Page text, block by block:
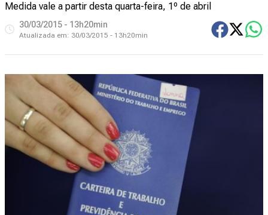
Medida vale a partir desta quarta-feira, 1º de abril
30/03/2015 - 13h20min
Atualizada em: 30/03/2015 - 13h20min